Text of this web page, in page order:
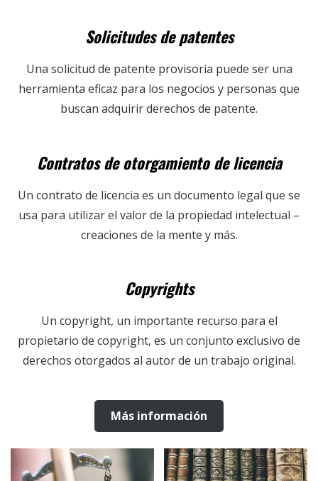
Solicitudes de patentes
Una solicitud de patente provisoria puede ser una
herramienta eficaz para los negocios y personas que
buscan adquirir derechos de patente.
Contratos de otorgamiento de licencia
Un contrato de licencia es un documento legal que se
usa para utilizar el valor de la propiedad intelectual –
creaciones de la mente y más.
Copyrights
Un copyright, un importante recurso para el
propietario de copyright, es un conjunto exclusivo de
derechos otorgados al autor de un trabajo original.
Más información